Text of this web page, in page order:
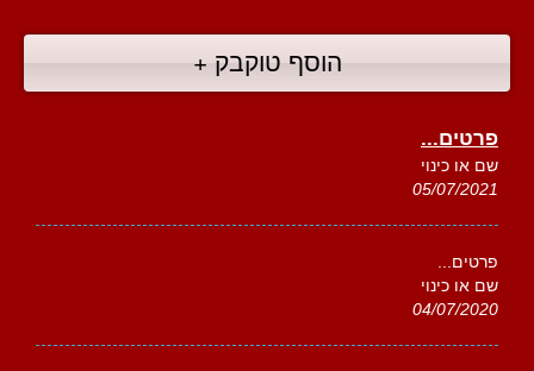
הוסף טוקבק +
פרטים...
שם או כינוי
05/07/2021
פרטים...
שם או כינוי
04/07/2020